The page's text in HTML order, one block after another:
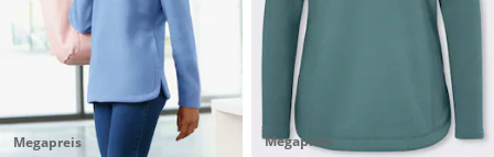
Megapreis Megapreis